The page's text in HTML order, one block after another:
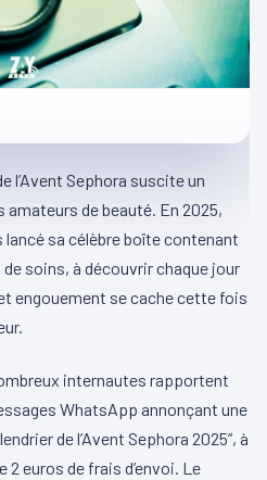
l’Avent Sephora suscite un
de beauté. En 2025,
lancé sa célèbre boîte contenant
soins, à découvrir chaque jour
engouement se cache cette fois
internautes rapportent
WhatsApp annonçant une
de l’Avent Sephora 2025”, à
euros de frais d’envoi. Le